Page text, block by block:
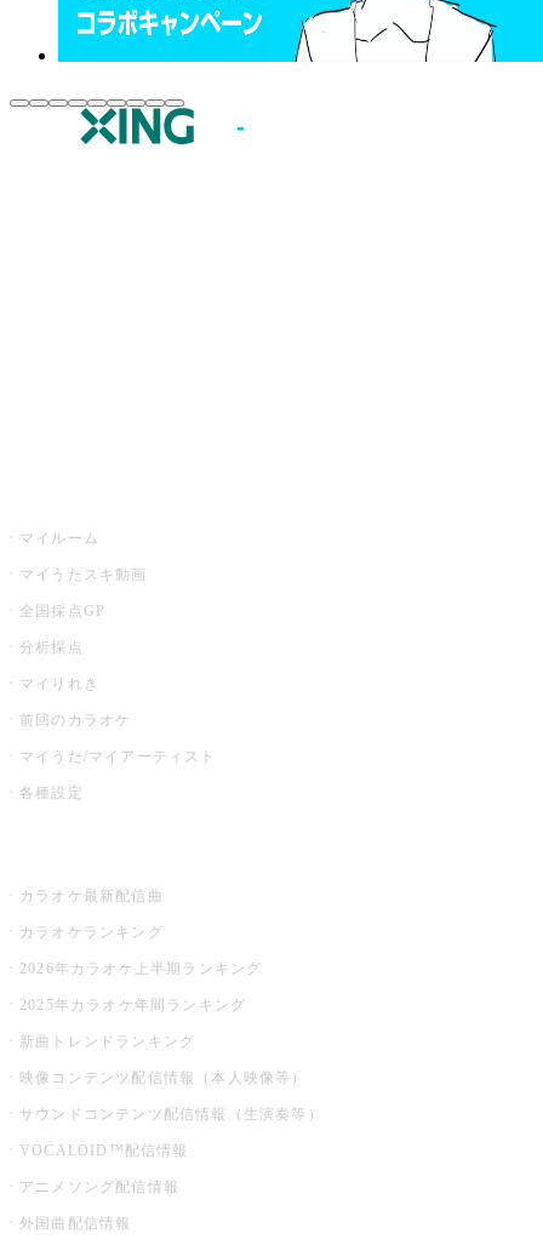
マイルーム
マイうたスキ動画
全国採点GP
分析採点
マイりれき
前回のカラオケ
マイうた/マイアーティスト
各種設定
カラオケ最新配信曲
カラオケランキング
2026年カラオケ上半期ランキング
2025年カラオケ年間ランキング
新曲トレンドランキング
映像コンテンツ配信情報（本人映像等）
サウンドコンテンツ配信情報（生演奏等）
VOCALOID™配信情報
アニメソング配信情報
外国曲配信情報